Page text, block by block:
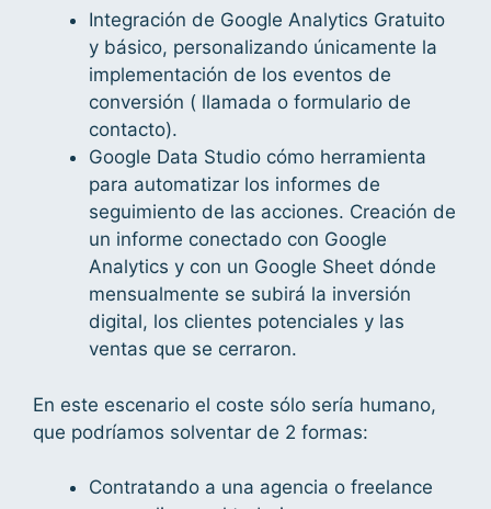
Integración de Google Analytics Gratuito
y básico, personalizando únicamente la
implementación de los eventos de
conversión ( llamada o formulario de
contacto).
Google Data Studio cómo herramienta
para automatizar los informes de
seguimiento de las acciones. Creación de
un informe conectado con Google
Analytics y con un Google Sheet dónde
mensualmente se subirá la inversión
digital, los clientes potenciales y las
ventas que se cerraron.
En este escenario el coste sólo sería humano,
que podríamos solventar de 2 formas:
Contratando a una agencia o freelance